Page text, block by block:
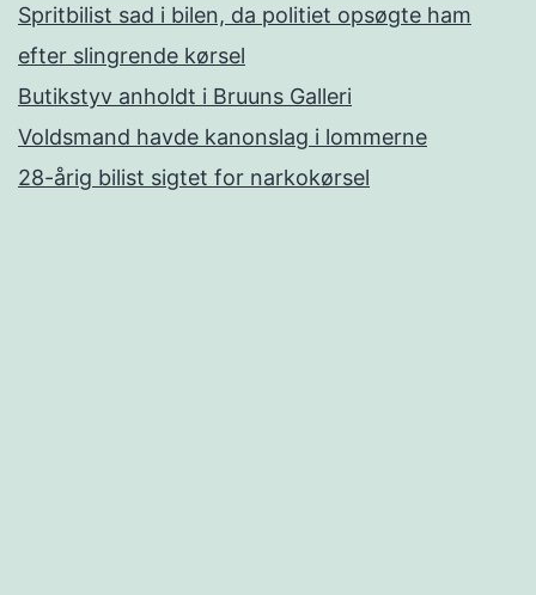
Spritbilist sad i bilen, da politiet opsøgte ham
efter slingrende kørsel
Butikstyv anholdt i Bruuns Galleri
Voldsmand havde kanonslag i lommerne
28-årig bilist sigtet for narkokørsel